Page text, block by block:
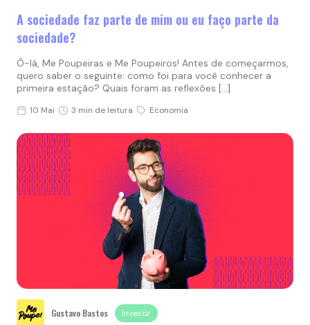
A sociedade faz parte de mim ou eu faço parte da
sociedade?
Ô-lá, Me Poupeiras e Me Poupeiros! Antes de começarmos,
quero saber o seguinte: como foi para você conhecer a
primeira estação? Quais foram as reflexões […]
10 Mai 3 min de leitura Economia
Gustavo Bastos Investir